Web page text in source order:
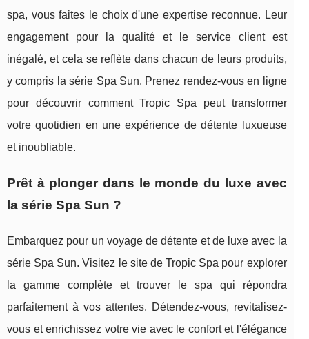
spa, vous faites le choix d'une expertise reconnue. Leur
engagement pour la qualité et le service client est
inégalé, et cela se reflète dans chacun de leurs produits,
y compris la série Spa Sun. Prenez rendez-vous en ligne
pour découvrir comment Tropic Spa peut transformer
votre quotidien en une expérience de détente luxueuse
et inoubliable.
Prêt à plonger dans le monde du luxe avec
la série Spa Sun ?
Embarquez pour un voyage de détente et de luxe avec la
série Spa Sun. Visitez le site de Tropic Spa pour explorer
la gamme complète et trouver le spa qui répondra
parfaitement à vos attentes. Détendez-vous, revitalisez-
vous et enrichissez votre vie avec le confort et l'élégance